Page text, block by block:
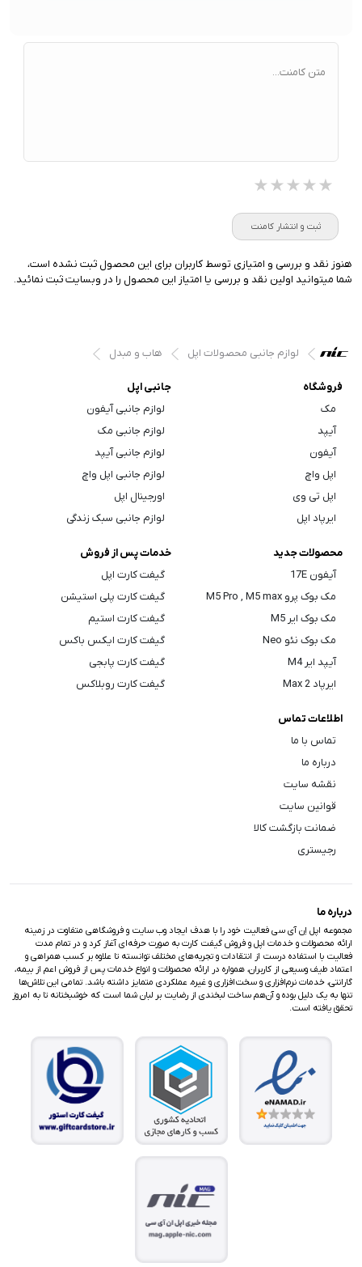
متن کامنت...
★★★★★
★★★★★
★★★★★
ثبت و انتشار کامنت
هنوز نقد و بررسی و امتیازی توسط کاربران برای این محصول ثبت نشده است،
شما میتوانید اولین نقد و بررسی یا امتیاز این محصول را در وبسایت ثبت نمائید.
لوازم جانبی محصولات اپل هاب و مبدل
فروشگاه
مک
آیپد
آیفون
اپل واچ
اپل تی وی
ایرپاد اپل
جانبی اپل
لوازم جانبی آیفون
لوازم جانبی مک
لوازم جانبی آیپد
لوازم جانبی اپل واچ
اورجینال اپل
لوازم جانبی سبک زندگی
محصولات جدید
آیفون 17E
مک بوک پرو M5 Pro , M5 max
مک بوک ایر M5
مک بوک نئو Neo
آیپد ایر M4
ایرپاد Max 2
خدمات پس از فروش
گیفت کارت اپل
گیفت کارت پلی استیشن
گیفت کارت استیم
گیفت کارت ایکس باکس
گیفت کارت پابجی
گیفت کارت روبلاکس
اطلاعات تماس
تماس با ما
درباره ما
نقشه سایت
قوانین سایت
ضمانت بازگشت کالا
رجیستری
درباره ما
مجموعه اپل اِن آی سی فعالیت خود را با هدف ایجاد وب سایت و فروشگاهی متفاوت در زمینه
ارائه محصولات و خدمات اپل و فروش گیفت کارت به صورت حرفه‌ای آغاز کرد و در تمام مدت
فعالیت با استفاده درست از انتقادات و تجربه‌های مختلف توانسته تا علاوه بر کسب همراهی و
اعتماد طیف وسیعی از کاربران، همواره در ارائه محصولات و انواع خدمات پس از فروش اعم از بیمه،
گارانتی، خدمات نرم‌افزاری و سخت‌افزاری و غیره، عملکردی متمایز داشته باشد. تمامی این تلاش‌ها
تنها به یک دلیل بوده و آن‌هم ساخت لبخندی از رضایت بر لبان شما است که خوشبختانه تا به امروز
تحقق یافته است.